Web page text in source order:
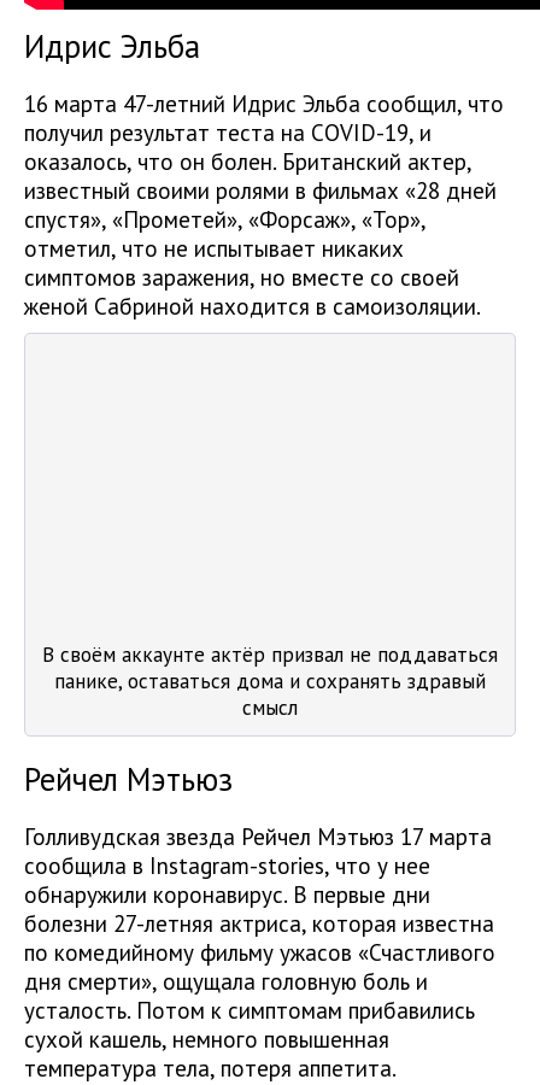
Идрис Эльба
16 марта 47-летний Идрис Эльба сообщил, что
получил результат теста на COVID-19, и
оказалось, что он болен. Британский актер,
известный своими ролями в фильмах «28 дней
спустя», «Прометей», «Форсаж», «Тор»,
отметил, что не испытывает никаких
симптомов заражения, но вместе со своей
женой Сабриной находится в самоизоляции.
В своём аккаунте актёр призвал не поддаваться
панике, оставаться дома и сохранять здравый
смысл
Рейчел Мэтьюз
Голливудская звезда Рейчел Мэтьюз 17 марта
сообщила в Instagram-stories, что у нее
обнаружили коронавирус. В первые дни
болезни 27-летняя актриса, которая известна
по комедийному фильму ужасов «Счастливого
дня смерти», ощущала головную боль и
усталость. Потом к симптомам прибавились
сухой кашель, немного повышенная
температура тела, потеря аппетита.